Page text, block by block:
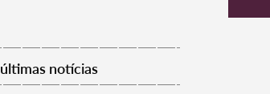
últimas notícias